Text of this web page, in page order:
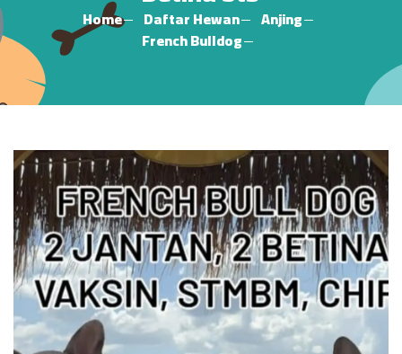
Home Daftar Hewan
Anjing
French Bulldog